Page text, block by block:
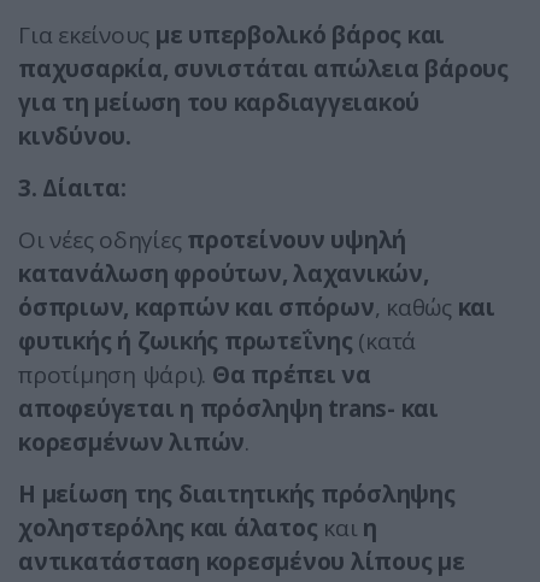
Για εκείνους με υπερβολικό βάρος και
παχυσαρκία, συνιστάται απώλεια βάρους
για τη μείωση του καρδιαγγειακού
κινδύνου.
3. Δίαιτα:
Οι νέες οδηγίες προτείνουν υψηλή
κατανάλωση φρούτων, λαχανικών,
όσπριων, καρπών και σπόρων, καθώς και
φυτικής ή ζωικής πρωτεΐνης (κατά
προτίμηση ψάρι). Θα πρέπει να
αποφεύγεται η πρόσληψη trans- και
κορεσμένων λιπών.
Η μείωση της διαιτητικής πρόσληψης
χοληστερόλης και άλατος και η
αντικατάσταση κορεσμένου λίπους με